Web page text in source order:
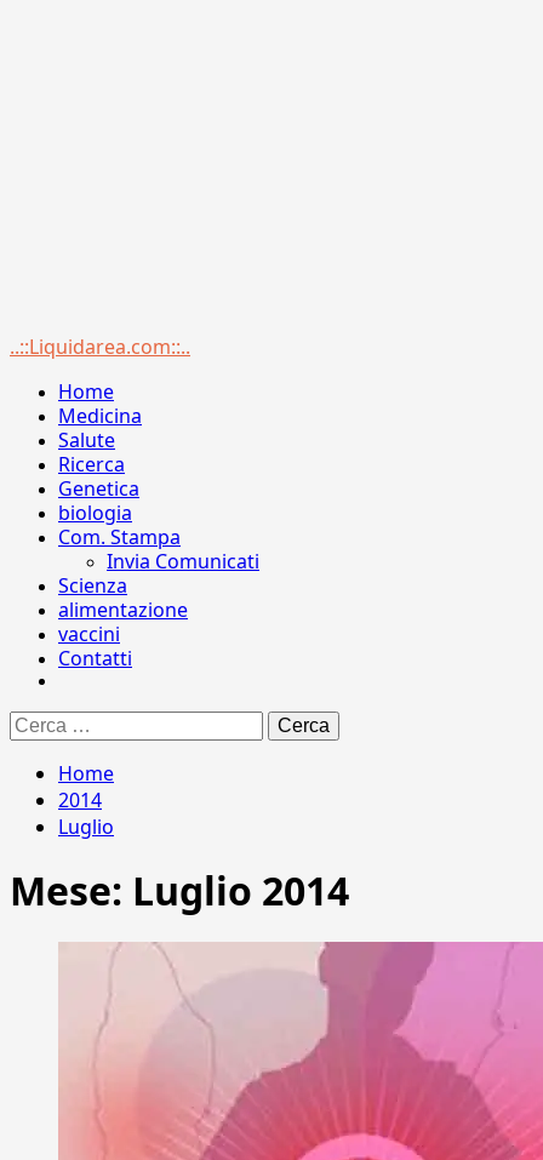
Menu
..::Liquidarea.com::..
Home
Medicina
Salute
Ricerca
Genetica
biologia
Com. Stampa
Invia Comunicati
Scienza
alimentazione
vaccini
Contatti
Ricerca
per:
Home
2014
Luglio
Mese: Luglio 2014